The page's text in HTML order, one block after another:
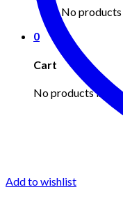
No
0
Cart
No products in
Add to wishlist